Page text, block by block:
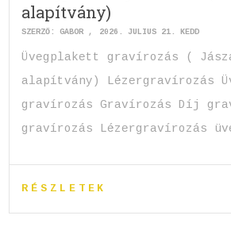
alapítvány)
SZERZŐ:GABOR 2026. JÚLIUS 21. KEDD
Üvegplakett gravírozás (
alapítvány) Lézergravírozás
gravírozás Gravírozás Díj
gravírozás Lézergravírozás
RÉSZLETEK